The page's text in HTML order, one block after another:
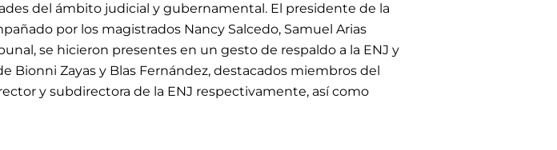
del ámbito judicial y gubernamental. El presidente de la
por los magistrados Nancy Salcedo, Samuel Arias
se hicieron presentes en un gesto de respaldo a la ENJ y
Bionni Zayas y Blas Fernández, destacados miembros del
y subdirectora de la ENJ respectivamente, así como